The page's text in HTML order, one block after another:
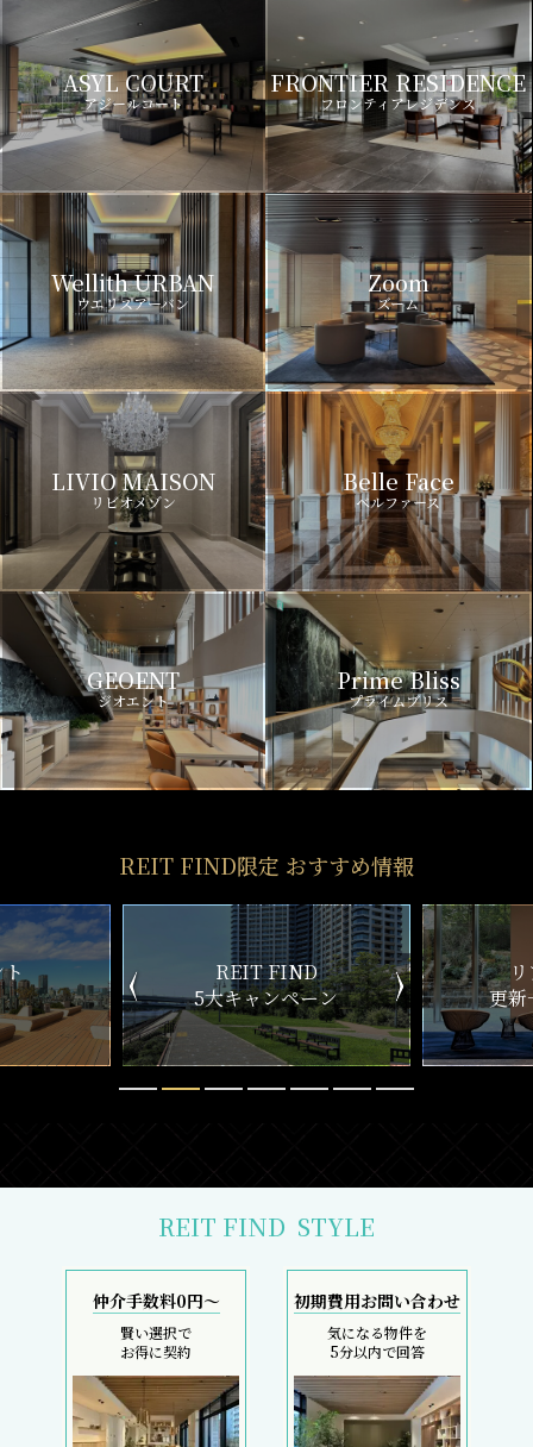
ASYL COURT
アジールコート
FRONTIER RESIDENCE
フロンティアレジデンス
Wellith URBAN
ウエリスアーバン
Zoom
ズーム
LIVIO MAISON
リビオメゾン
Belle Face
ベルファース
GEOENT
ジオエント
Prime Bliss
プライムブリス
REIT FIND限定 おすすめ情報
ン
リアルタイム
更新一覧チェック
新
REIT FIND STYLE
仲介手数料0円～
賢い選択で
お得に契約
初期費用お問い合わせ
気になる物件を
5分以内で回答